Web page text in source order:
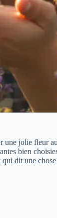
une jolie fleur
bien
qui dit une